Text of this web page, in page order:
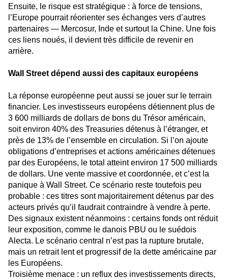
Ensuite, le risque est stratégique : à force de tensions,
l’Europe pourrait réorienter ses échanges vers d’autres
partenaires — Mercosur, Inde et surtout la Chine. Une fois
ces liens noués, il devient très difficile de revenir en
arrière.
Wall Street dépend aussi des capitaux européens
La réponse européenne peut aussi se jouer sur le terrain
financier. Les investisseurs européens détiennent plus de
3 600 milliards de dollars de bons du Trésor américain,
soit environ 40% des Treasuries détenus à l’étranger, et
près de 13% de l’ensemble en circulation. Si l’on ajoute
obligations d’entreprises et actions américaines détenues
par des Européens, le total atteint environ 17 500 milliards
de dollars. Une vente massive et coordonnée, et c’est la
panique à Wall Street. Ce scénario reste toutefois peu
probable : ces titres sont majoritairement détenus par des
acteurs privés qu’il faudrait contraindre à vendre à perte.
Des signaux existent néanmoins : certains fonds ont réduit
leur exposition, comme le danois PBU ou le suédois
Alecta. Le scénario central n’est pas la rupture brutale,
mais un retrait lent et progressif de la dette américaine par
les Européens.
Troisième menace : un reflux des investissements directs,